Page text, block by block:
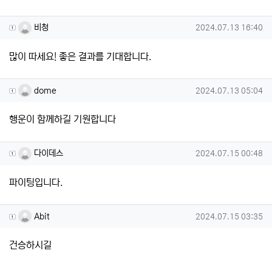
비청님의 댓글
비청 작성일
2024.07.13 16:40
많이 따세요! 좋은 결과를 기대합니다.
dome님의 댓글
dome 작성일
2024.07.13 05:04
행운이 함께하길 기원합니다
다이데스님의 댓글
다이데스 작성일
2024.07.15 00:48
파이팅입니다.
Abit님의 댓글
Abit 작성일
2024.07.15 03:35
건승하시길